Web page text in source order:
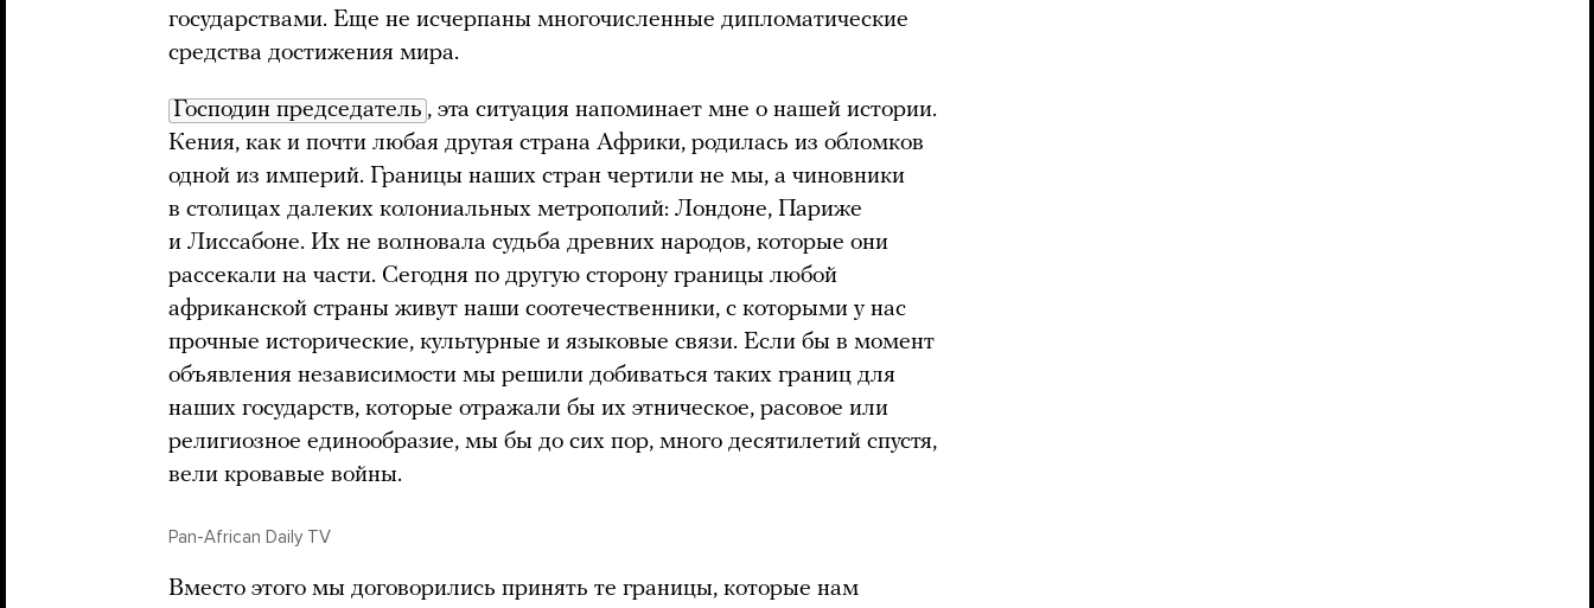
государствами. Еще не исчерпаны многочисленные дипломатические
средства достижения мира.
Господин председатель , эта ситуация напоминает мне о нашей истории.
Кения, как и почти любая другая страна Африки, родилась из обломков
одной из империй. Границы наших стран чертили не мы, а чиновники
в столицах далеких колониальных метрополий: Лондоне, Париже
и Лиссабоне. Их не волновала судьба древних народов, которые они
рассекали на части. Сегодня по другую сторону границы любой
африканской страны живут наши соотечественники, с которыми у нас
прочные исторические, культурные и языковые связи. Если бы в момент
объявления независимости мы решили добиваться таких границ для
наших государств, которые отражали бы их этническое, расовое или
религиозное единообразие, мы бы до сих пор, много десятилетий спустя,
вели кровавые войны.
Pan-African Daily TV
Вместо этого мы договорились принять те границы, которые нам